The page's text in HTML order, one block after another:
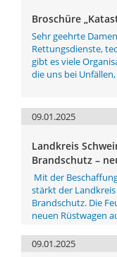
Broschüre
Sehr geehrte
Rettungsdienste,
gibt es viele
die uns bei
09.01.2025
Landkreis
Brandschutz –
Mit der
stärkt der
Brandschutz. Die
neuen Rüstwagen
09.01.2025